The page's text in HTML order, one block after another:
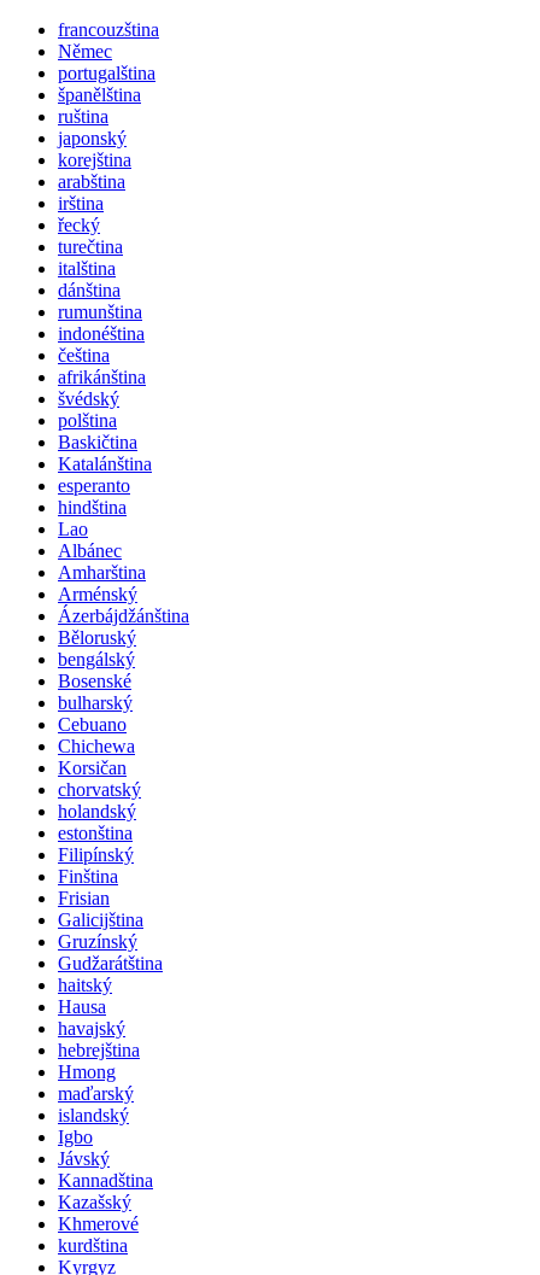
francouzština
Němec
portugalština
španělština
ruština
japonský
korejština
arabština
irština
řecký
turečtina
italština
dánština
rumunština
indonéština
čeština
afrikánština
švédský
polština
Baskičtina
Katalánština
esperanto
hindština
Lao
Albánec
Amharština
Arménský
Ázerbájdžánština
Běloruský
bengálský
Bosenské
bulharský
Cebuano
Chichewa
Korsičan
chorvatský
holandský
estonština
Filipínský
Finština
Frisian
Galicijština
Gruzínský
Gudžarátština
haitský
Hausa
havajský
hebrejština
Hmong
maďarský
islandský
Igbo
Jávský
Kannadština
Kazašský
Khmerové
kurdština
Kyrgyz